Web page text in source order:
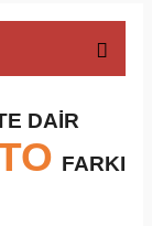
DAİR
FARKI